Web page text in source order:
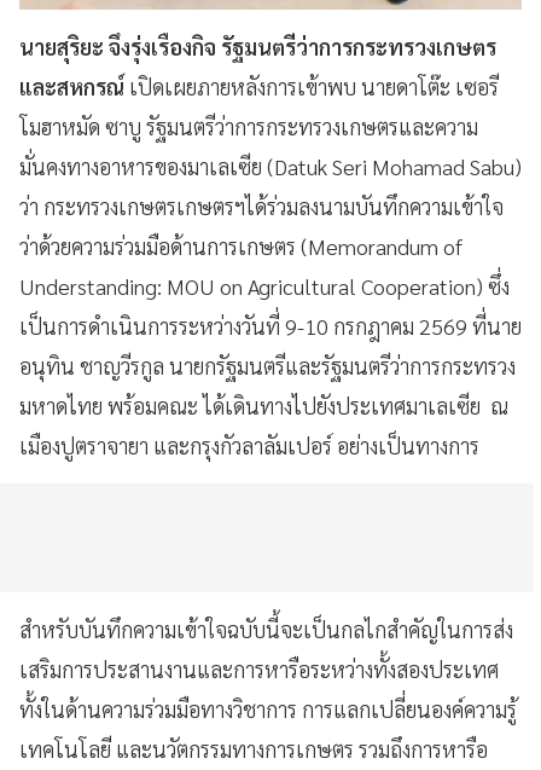
นายสุริยะ จึงรุ่งเรืองกิจ รัฐมนตรีว่าการกระทรวงเกษตร
และสหกรณ์ เปิดเผยภายหลังการเข้าพบ นายดาโต๊ะ เซอรี
โมฮาหมัด ซาบู รัฐมนตรีว่าการกระทรวงเกษตรและความ
มั่นคงทางอาหารของมาเลเซีย (Datuk Seri Mohamad Sabu)
ว่า กระทรวงเกษตรเกษตรฯได้ร่วมลงนามบันทึกความเข้าใจ
ว่าด้วยความร่วมมือด้านการเกษตร (Memorandum of
Understanding: MOU on Agricultural Cooperation) ซึ่ง
เป็นการดำเนินการระหว่างวันที่ 9-10 กรกฎาคม 2569 ที่นาย
อนุทิน ชาญวีรกูล นายกรัฐมนตรีและรัฐมนตรีว่าการกระทรวง
มหาดไทย พร้อมคณะ ได้เดินทางไปยังประเทศมาเลเซีย ณ
เมืองปูตราจายา และกรุงกัวลาลัมเปอร์ อย่างเป็นทางการ
สำหรับบันทึกความเข้าใจฉบับนี้จะเป็นกลไกสำคัญในการส่ง
เสริมการประสานงานและการหารือระหว่างทั้งสองประเทศ
ทั้งในด้านความร่วมมือทางวิชาการ การแลกเปลี่ยนองค์ความรู้
เทคโนโลยี และนวัตกรรมทางการเกษตร รวมถึงการหารือ